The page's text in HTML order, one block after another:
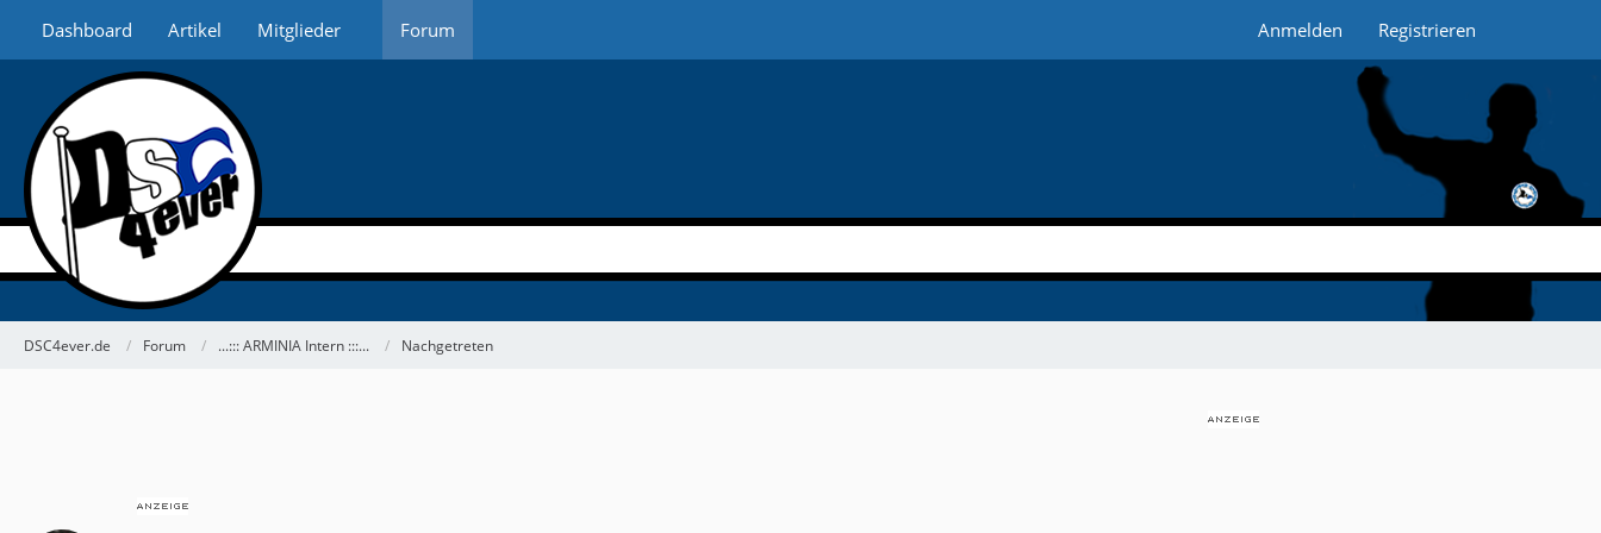
Dashboard Artikel Mitglieder Forum Anmelden Registrieren
DSC4ever.de Forum ...::: ARMINIA Intern :::... Nachgetreten